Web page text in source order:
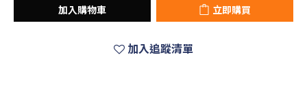
加入購物車 立即購買
加入追蹤清單